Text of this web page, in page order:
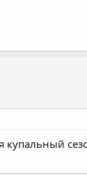
купальный